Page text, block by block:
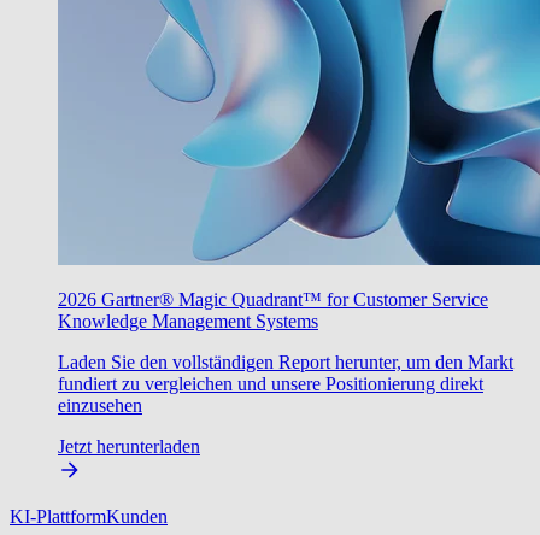
2026 Gartner® Magic Quadrant™ for Customer Service
Knowledge Management Systems
Laden Sie den vollständigen Report herunter, um den Markt
fundiert zu vergleichen und unsere Positionierung direkt
einzusehen
Jetzt herunterladen
KI-PlattformKunden